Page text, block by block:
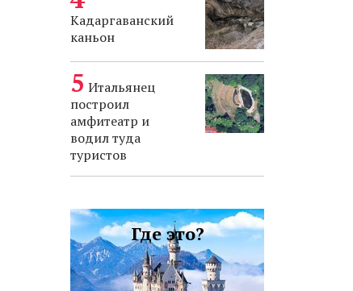
Кадаргаванский
каньон
Итальянец
построил
амфитеатр и
водил туда
туристов
Где это?